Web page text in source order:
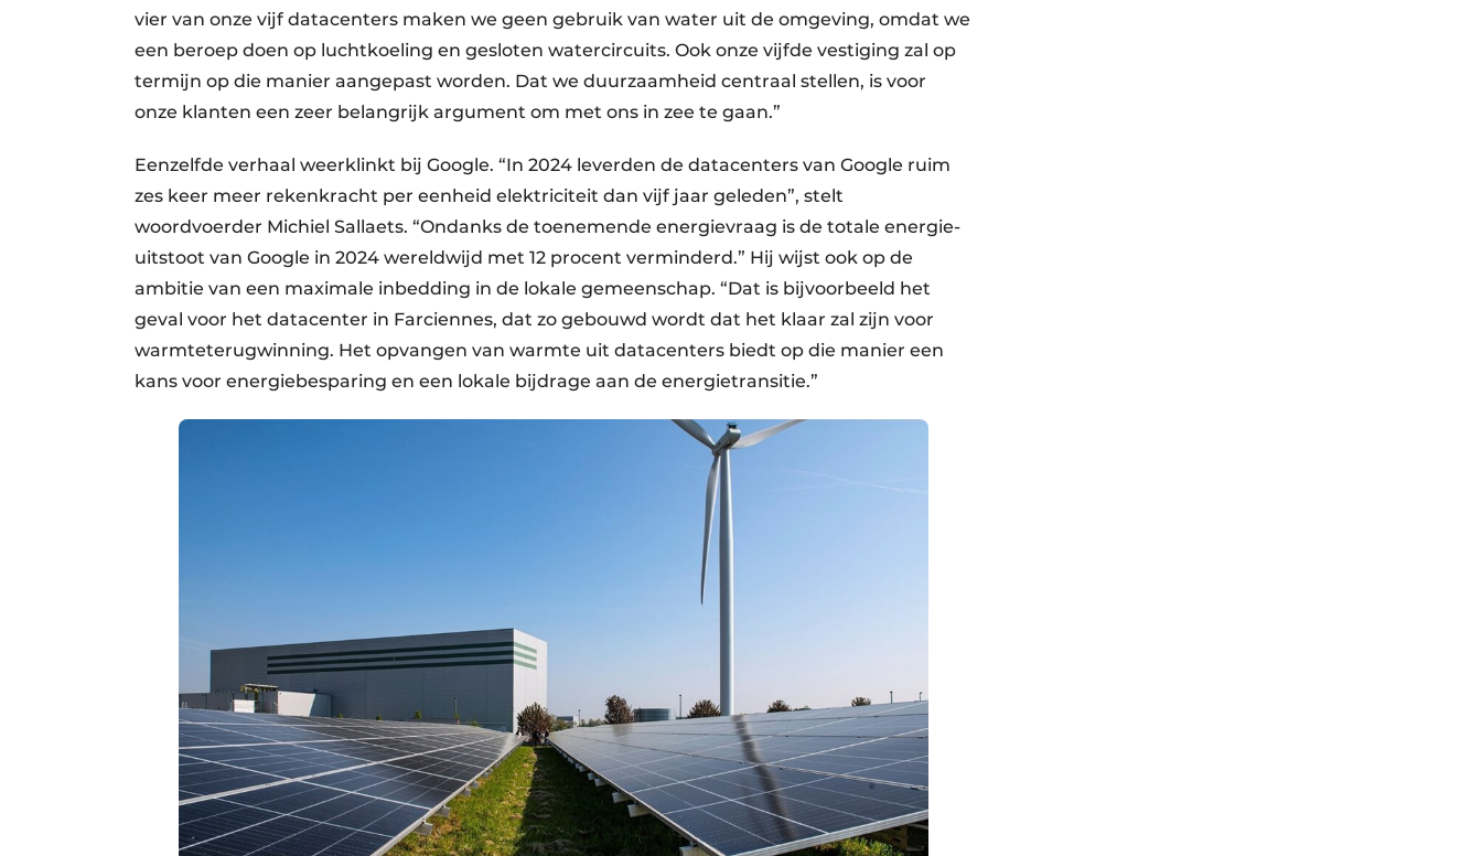
vier van onze vijf datacenters maken we geen gebruik van water uit de omgeving, omdat we
een beroep doen op luchtkoeling en gesloten watercircuits. Ook onze vijfde vestiging zal op
termijn op die manier aangepast worden. Dat we duurzaamheid centraal stellen, is voor
onze klanten een zeer belangrijk argument om met ons in zee te gaan.”
Eenzelfde verhaal weerklinkt bij Google. “In 2024 leverden de datacenters van Google ruim
zes keer meer rekenkracht per eenheid elektriciteit dan vijf jaar geleden”, stelt
woordvoerder Michiel Sallaets. “Ondanks de toenemende energievraag is de totale energie-
uitstoot van Google in 2024 wereldwijd met 12 procent verminderd.” Hij wijst ook op de
ambitie van een maximale inbedding in de lokale gemeenschap. “Dat is bijvoorbeeld het
geval voor het datacenter in Farciennes, dat zo gebouwd wordt dat het klaar zal zijn voor
warmteterugwinning. Het opvangen van warmte uit datacenters biedt op die manier een
kans voor energiebesparing en een lokale bijdrage aan de energietransitie.”